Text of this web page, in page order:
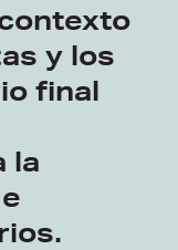
y los
final
la